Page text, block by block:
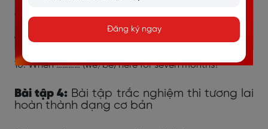
8. ………… (she/leave) by Monday?
9. When ………… (you/read) my book?
10. When ………… (we/be) here for seven months?
Bài tập 4: Bài tập trắc nghiệm thì tương lai
hoàn thành dạng cơ bản
Đăng ký ngay